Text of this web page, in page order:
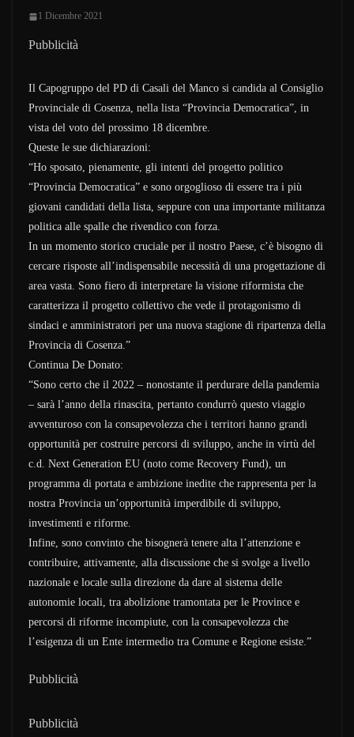
1 Dicembre 2021
Pubblicità
Il Capogruppo del PD di Casali del Manco si candida al Consiglio
Provinciale di Cosenza, nella lista “Provincia Democratica”, in
vista del voto del prossimo 18 dicembre.
Queste le sue dichiarazioni:
“Ho sposato, pienamente, gli intenti del progetto politico
“Provincia Democratica” e sono orgoglioso di essere tra i più
giovani candidati della lista, seppure con una importante militanza
politica alle spalle che rivendico con forza.
In un momento storico cruciale per il nostro Paese, c’è bisogno di
cercare risposte all’indispensabile necessità di una progettazione di
area vasta. Sono fiero di interpretare la visione riformista che
caratterizza il progetto collettivo che vede il protagonismo di
sindaci e amministratori per una nuova stagione di ripartenza della
Provincia di Cosenza.”
Continua De Donato:
“Sono certo che il 2022 – nonostante il perdurare della pandemia
– sarà l’anno della rinascita, pertanto condurrò questo viaggio
avventuroso con la consapevolezza che i territori hanno grandi
opportunità per costruire percorsi di sviluppo, anche in virtù del
c.d. Next Generation EU (noto come Recovery Fund), un
programma di portata e ambizione inedite che rappresenta per la
nostra Provincia un’opportunità imperdibile di sviluppo,
investimenti e riforme.
Infine, sono convinto che bisognerà tenere alta l’attenzione e
contribuire, attivamente, alla discussione che si svolge a livello
nazionale e locale sulla direzione da dare al sistema delle
autonomie locali, tra abolizione tramontata per le Province e
percorsi di riforme incompiute, con la consapevolezza che
l’esigenza di un Ente intermedio tra Comune e Regione esiste.”
Pubblicità
Pubblicità